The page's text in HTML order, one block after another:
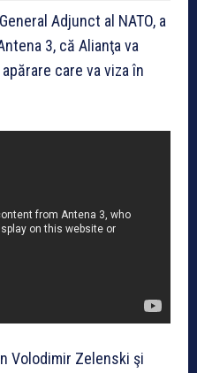
Adjunct al NATO, a
3, că Alianţa va
care va viza în
Volodimir Zelenski şi